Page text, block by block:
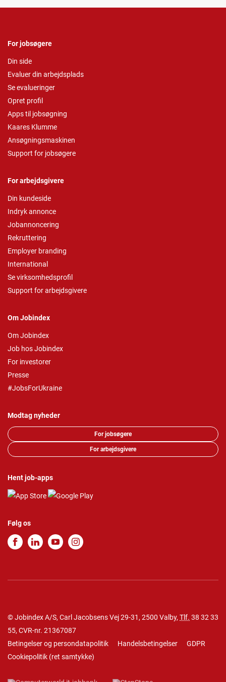
For jobsøgere
Din side
Evaluer din arbejdsplads
Se evalueringer
Opret profil
Apps til jobsøgning
Kaares Klumme
Ansøgningsmaskinen
Support for jobsøgere
For arbejdsgivere
Din kundeside
Indryk annonce
Jobannoncering
Rekruttering
Employer branding
International
Se virksomhedsprofil
Support for arbejdsgivere
Om Jobindex
Om Jobindex
Job hos Jobindex
For investorer
Presse
#JobsForUkraine
Modtag nyheder
For jobsøgere
For arbejdsgivere
Hent job-apps
Følg os
© Jobindex A/S, Carl Jacobsens Vej 29-31, 2500 Valby, Tlf. 38 32 33
55, CVR-nr. 21367087
Betingelser og persondatapolitik
Handelsbetingelser
GDPR
Cookiepolitik (ret samtykke)